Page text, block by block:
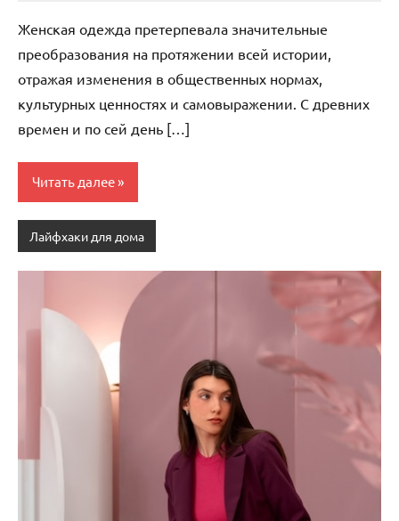
Женская одежда претерпевала значительные
преобразования на протяжении всей истории,
отражая изменения в общественных нормах,
культурных ценностях и самовыражении. С древних
времен и по сей день […]
Читать далее
Лайфхаки для дома